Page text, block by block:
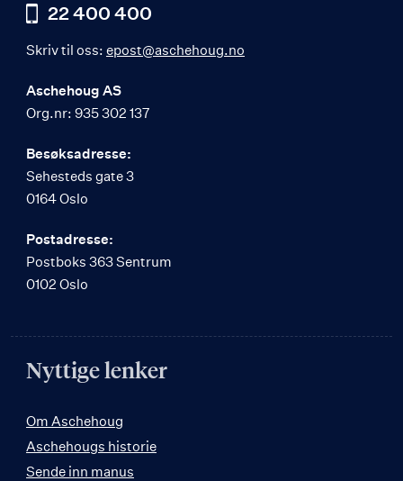
22 400 400
Skriv til oss: epost@aschehoug.no
Aschehoug AS
Org.nr: 935 302 137
Besøksadresse:
Sehesteds gate 3
0164 Oslo
Postadresse:
Postboks 363 Sentrum
0102 Oslo
Nyttige lenker
Om Aschehoug
Aschehougs historie
Sende inn manus